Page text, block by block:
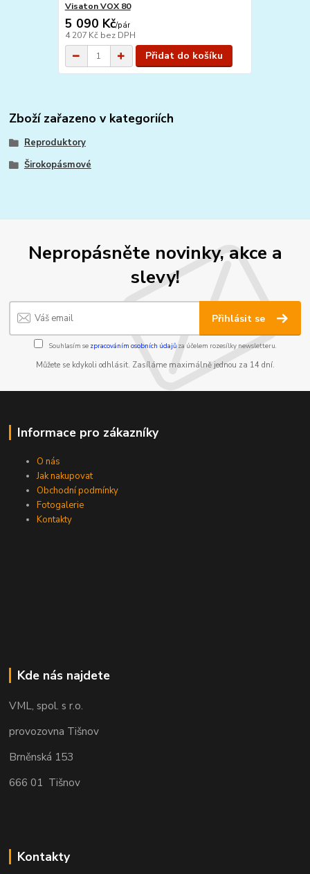
Visaton VOX 80
5 090 Kč/pár
4 207 Kč bez DPH
Přidat do košíku
Zboží zařazeno v kategoriích
Reproduktory
Širokopásmové
Nepropásněte novinky, akce a
slevy!
Přihlásit se
Souhlasím se zpracováním osobních údajůza účelem rozesílky newsletteru.
Můžete se kdykoli odhlásit. Zasíláme maximálně jednou za 14 dní.
Informace pro zákazníky
O nás
Jak nakupovat
Obchodní podmínky
Fotogalerie
Kontakty
Kde nás najdete
VML, spol. s r.o.
provozovna Tišnov
Brněnská 153
666 01 Tišnov
Kontakty